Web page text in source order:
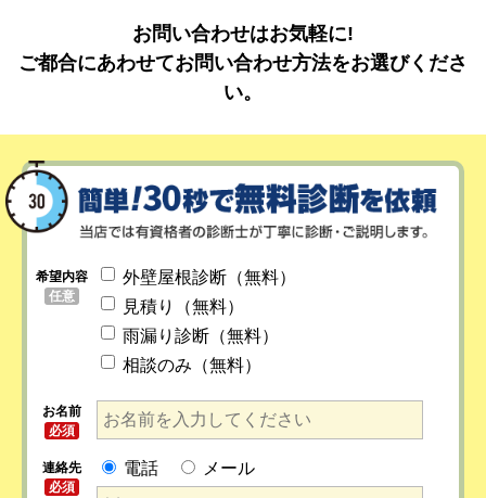
お問い合わせはお気軽に!
ご都合にあわせてお問い合わせ方法をお選びくださ
い。
希望内容
任意
外壁屋根診断（無料）
見積り（無料）
雨漏り診断（無料）
相談のみ（無料）
お名前
必須
連絡先
必須
電話 メール